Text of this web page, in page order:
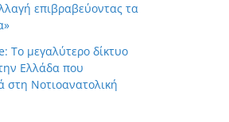
επιβραβεύοντας τα
Το μεγαλύτερο δίκτυο
Ελλάδα που
στη Νοτιοανατολική